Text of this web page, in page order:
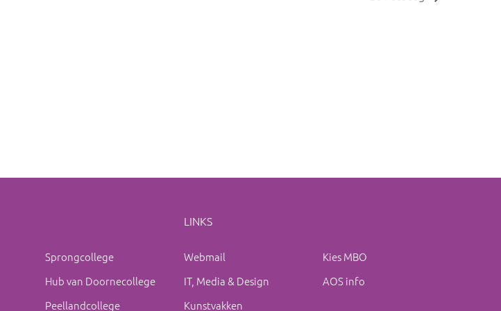
Sprongcollege
Hub van Doornecollege
Peellandcollege
LINKS
Webmail
IT, Media & Design
Kunstvakken
Kies MBO
AOS info